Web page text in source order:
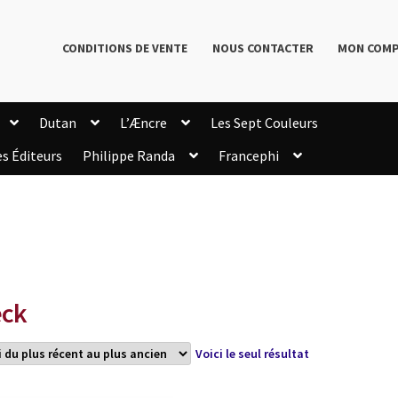
CONDITIONS DE VENTE NOUS CONTACTER MON
Dutan L’Æncre
Les Sept Couleurs
Éditeurs Philippe Randa
Francephi
Voici le seul résultat